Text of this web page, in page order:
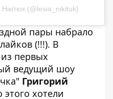
(@lesia_nikituk)
пары набрало
(!!!). В
первых
ведущий шоу
Григорий
хотели